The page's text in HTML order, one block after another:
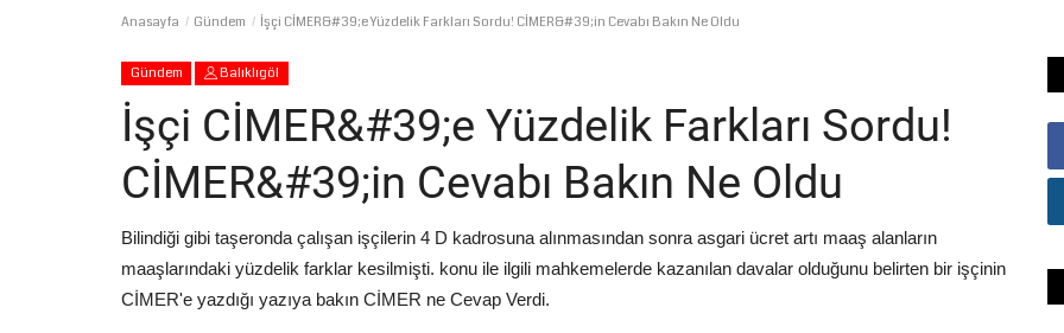
Anasayfa Gündem İşçi CİMER&#39;e Yüzdelik Farkları Sordu! CİMER&#39;in Cevabı Bakın Ne Oldu
Gündem Balıklıgöl
İşçi CİMER&#39;e Yüzdelik Farkları Sordu!
CİMER&#39;in Cevabı Bakın Ne Oldu
Bilindiği gibi taşeronda çalışan işçilerin 4 D kadrosuna alınmasından sonra asgari ücret artı maaş alanların
maaşlarındaki yüzdelik farklar kesilmişti. konu ile ilgili mahkemelerde kazanılan davalar olduğunu belirten bir işçinin
CİMER'e yazdığı yazıya bakın CİMER ne Cevap Verdi.